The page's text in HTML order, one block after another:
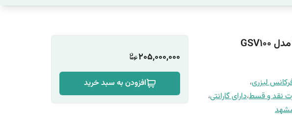
لیزری،
نقد و قسط،دارای گارانتی،
مشهد
205,000,000
افزودن به سبد خرید